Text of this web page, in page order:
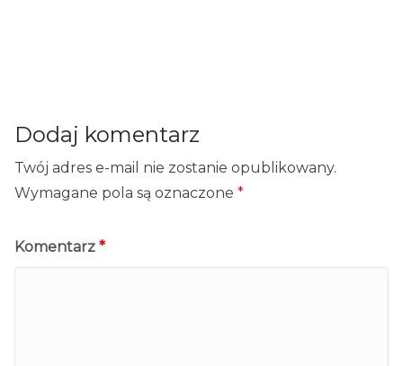
Dodaj komentarz
Twój adres e-mail nie zostanie opublikowany.
Wymagane pola są oznaczone *
Komentarz *